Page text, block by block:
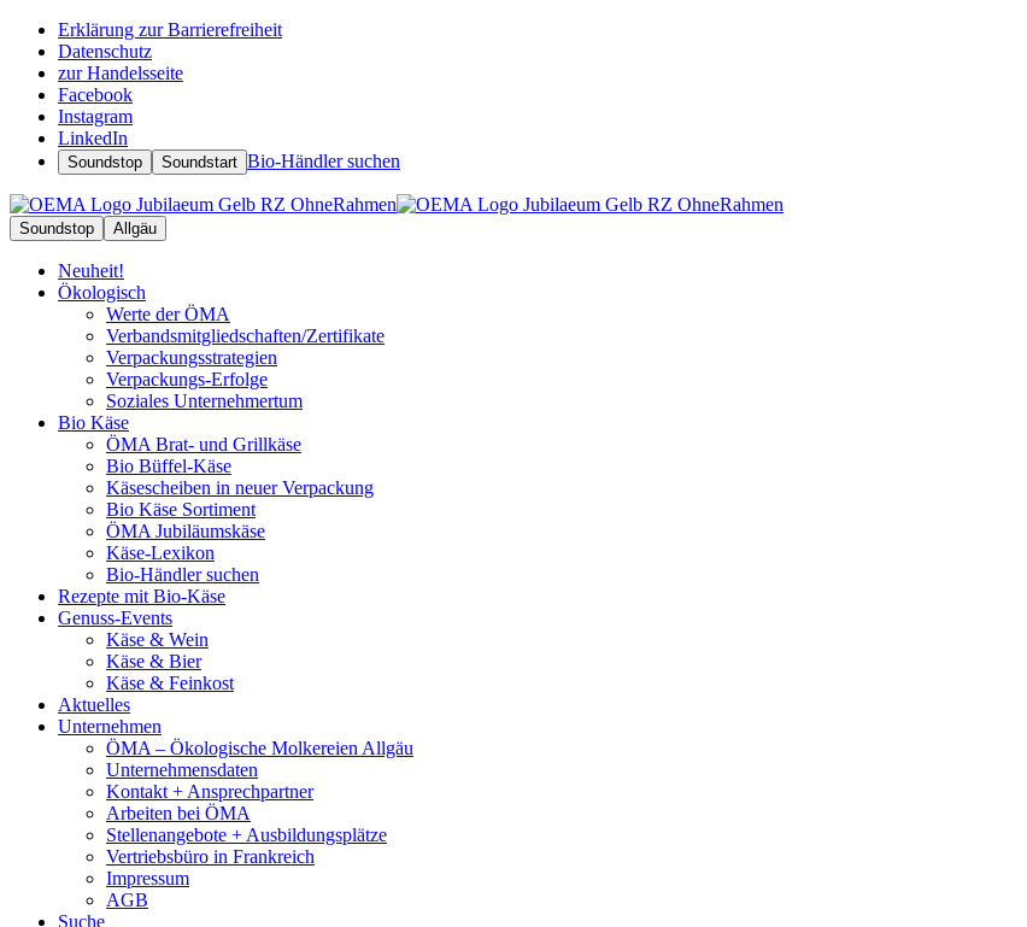
Erklärung zur Barrierefreiheit
Datenschutz
zur Handelsseite
Facebook
Instagram
LinkedIn
Soundstop Soundstart Bio-Händler suchen
Soundstop Allgäu
Neuheit!
Ökologisch
Werte der ÖMA
Verbandsmitgliedschaften/Zertifikate
Verpackungsstrategien
Verpackungs-Erfolge
Soziales Unternehmertum
Bio Käse
ÖMA Brat- und Grillkäse
Bio Büffel-Käse
Käsescheiben in neuer Verpackung
Bio Käse Sortiment
ÖMA Jubiläumskäse
Käse-Lexikon
Bio-Händler suchen
Rezepte mit Bio-Käse
Genuss-Events
Käse & Wein
Käse & Bier
Käse & Feinkost
Aktuelles
Unternehmen
ÖMA – Ökologische Molkereien Allgäu
Unternehmensdaten
Kontakt + Ansprechpartner
Arbeiten bei ÖMA
Stellenangebote + Ausbildungsplätze
Vertriebsbüro in Frankreich
Impressum
AGB
Suche